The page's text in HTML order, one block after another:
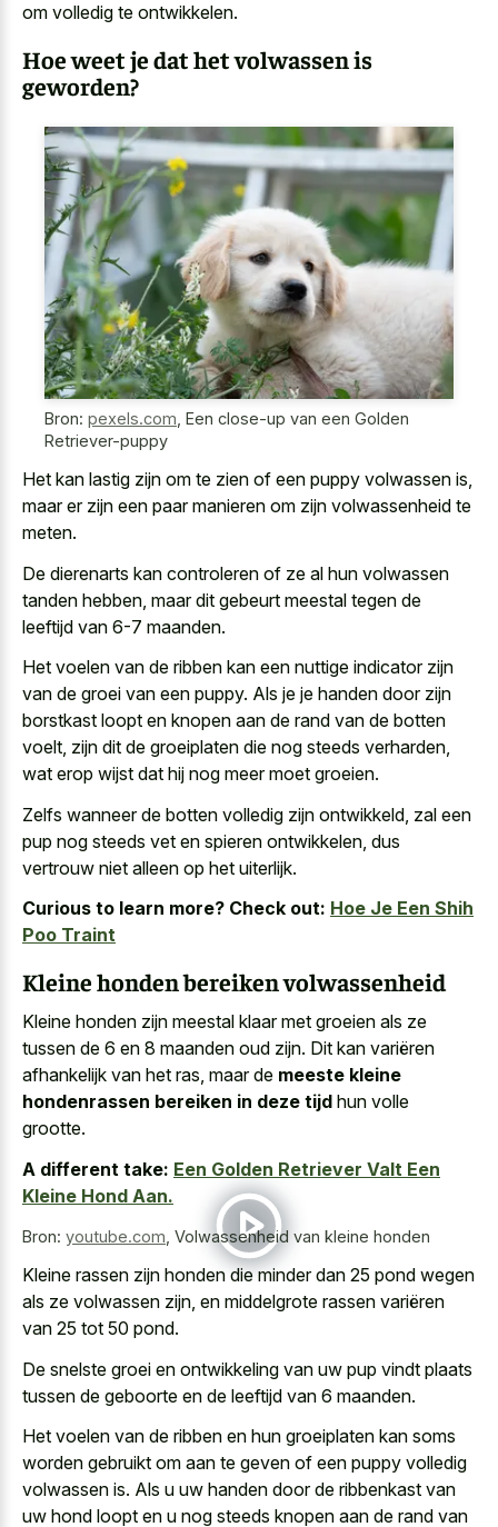
om volledig te ontwikkelen.
Hoe weet je dat het volwassen is
geworden?
Bron: pexels.com Een close-up van een Golden
Retriever-puppy
Het kan lastig zijn om te zien of een puppy volwassen is,
maar er zijn een paar manieren om zijn volwassenheid te
meten.
De dierenarts kan controleren of ze al hun volwassen
tanden hebben, maar dit gebeurt meestal tegen de
leeftijd van 6-7 maanden.
Het voelen van de ribben kan een nuttige indicator zijn
van de groei van een puppy. Als je je handen door zijn
borstkast loopt en knopen aan de rand van de botten
voelt, zijn dit de groeiplaten die nog steeds verharden,
wat erop wijst dat hij nog meer moet groeien.
Zelfs wanneer de botten volledig zijn ontwikkeld, zal een
pup nog steeds vet en spieren ontwikkelen, dus
vertrouw niet alleen op het uiterlijk.
Curious to learn more? Check out: Hoe Je Een Shih
Poo Traint
Kleine honden bereiken volwassenheid
Kleine honden zijn meestal klaar met groeien als ze
tussen de 6 en 8 maanden oud zijn. Dit kan variëren
afhankelijk van het ras, maar de meeste kleine
hondenrassen bereiken in deze tijd hun volle
grootte.
A different take: Een Golden Retriever Valt Een
Kleine Hond Aan.
Bron: youtube.com Volwassenheid van kleine honden
Kleine rassen zijn honden die minder dan 25 pond wegen
als ze volwassen zijn, en middelgrote rassen variëren
van 25 tot 50 pond.
De snelste groei en ontwikkeling van uw pup vindt plaats
tussen de geboorte en de leeftijd van 6 maanden.
Het voelen van de ribben en hun groeiplaten kan soms
worden gebruikt om aan te geven of een puppy volledig
volwassen is. Als u uw handen door de ribbenkast van
uw hond loopt en u nog steeds knopen aan de rand van